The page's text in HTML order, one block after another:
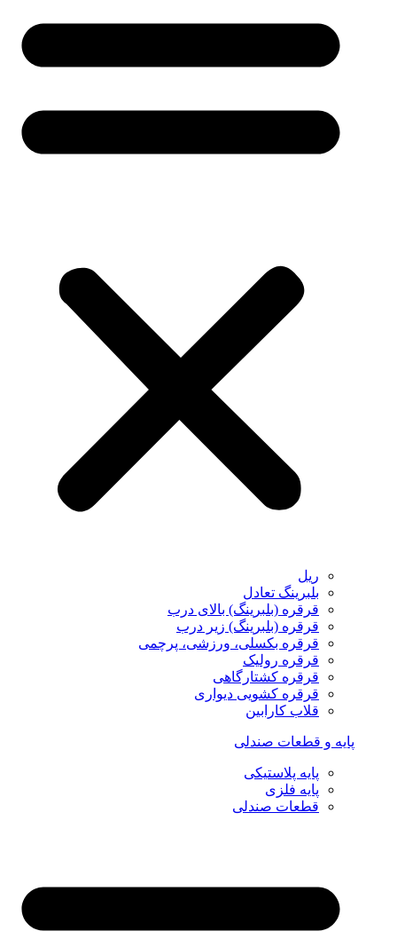
ریل
بلبرینگ تعادل
قرقره (بلبرینگ) بالای درب
قرقره (بلبرینگ) زیر درب
قرقره بکسلی، ورزشی، پرچمی
قرقره رولیک
قرقره کشتارگاهی
قرقره کشویی دیواری
قلاب کارابین
پایه و قطعات صندلی
پایه پلاستیکی
پایه فلزی
قطعات صندلی